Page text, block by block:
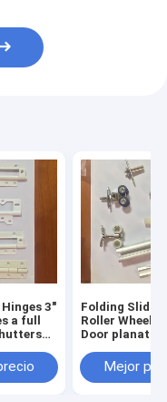
3"
a full
Folding
Roller Wheel
Door
components
accessories
Mejor